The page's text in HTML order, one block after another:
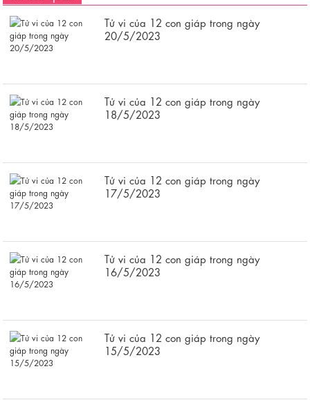
Tử vi của 12 con giáp trong ngày
20/5/2023
Tử vi của 12 con giáp trong ngày
18/5/2023
Tử vi của 12 con giáp trong ngày
17/5/2023
Tử vi của 12 con giáp trong ngày
16/5/2023
Tử vi của 12 con giáp trong ngày
15/5/2023